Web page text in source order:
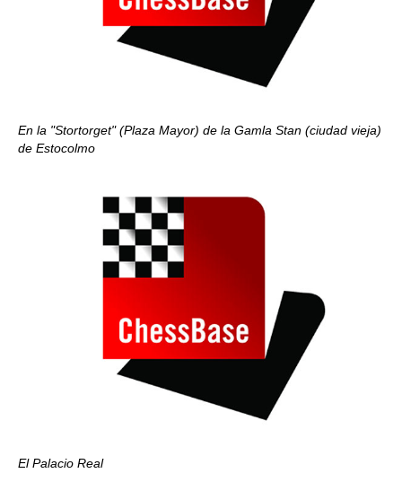
En la "Stortorget" (Plaza Mayor) de la Gamla Stan (ciudad vieja)
de Estocolmo
El Palacio Real